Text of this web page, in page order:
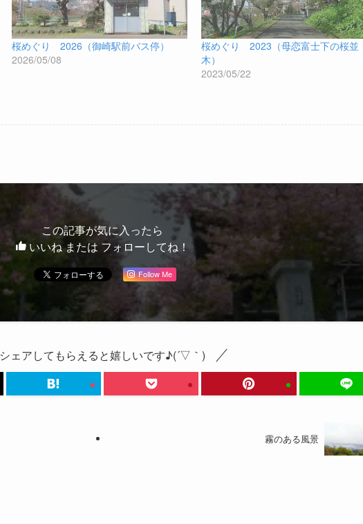
桜めぐり 2026（御崎駅前バス停）
2026/05/08
桜めぐり 2023（母恋富士下の桜並
木）
2023/05/22
この記事が気に入ったら
いいね または フォローしてね！
Follow Me
シェアしてもらえると嬉しいです♪(´▽｀)
霧のある風景